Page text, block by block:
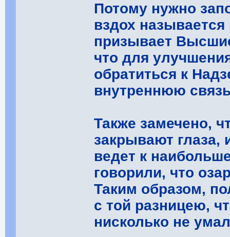
Потому нужно
вздох
призывает
что для
обратиться к
внутреннюю
Также замечено,
закрывают глаза,
ведет к
говорили, что
Таким образом,
с той разницею,
нисколько не